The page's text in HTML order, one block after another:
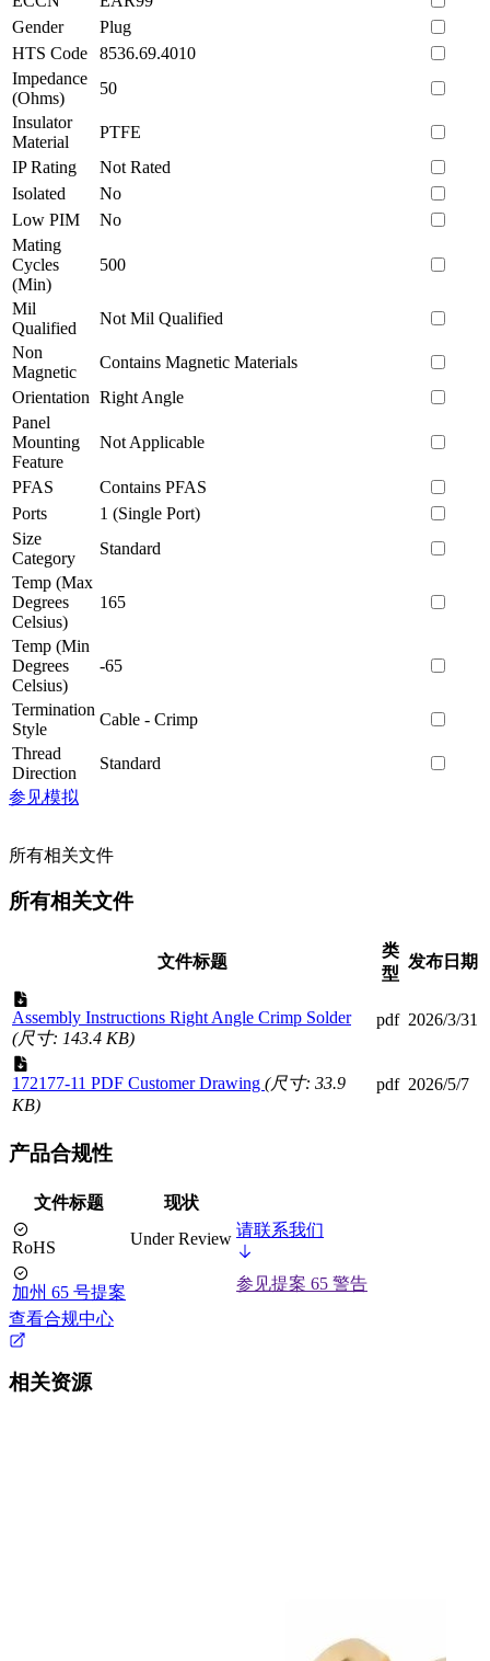
Gender
Plug
HTS Code
8536.69.4010
Impedance
(Ohms)
50
Insulator
Material
PTFE
IP Rating
Not Rated
Isolated
No
Low PIM
No
Mating
Cycles
(Min)
500
Mil
Qualified
Not Mil Qualified
Non
Magnetic
Contains Magnetic Materials
Orientation Right Angle
Panel
Mounting
Feature
Not Applicable
PFAS
Contains PFAS
Ports
1 (Single Port)
Size
Category
Standard
Temp (Max
Degrees
Celsius)
165
Temp (Min
Degrees
Celsius)
-65
Termination
Style
Cable - Crimp
Thread
Direction
Standard
参见模拟
所有相关文件
所有相关文件
文件标题
类
型
发布日期
Assembly Instructions Right Angle Crimp Solder
(尺寸: 143.4 KB)
pdf 2026/3/31
172177-11 PDF Customer Drawing (尺寸: 33.9
KB)
pdf 2026/5/7
产品合规性
文件标题 现状
RoHS Under Review 请联系我们
加州 65 号提案
参见提案 65 警告
查看合规中心
相关资源